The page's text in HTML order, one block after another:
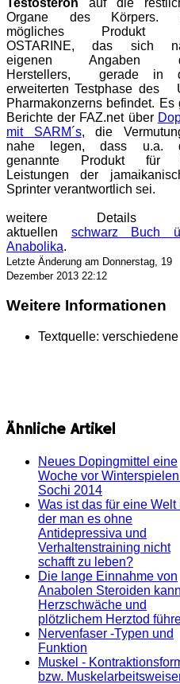
Organe des Körpers.
mögliches Produkt
OSTARINE, das sich
eigenen Angaben
Herstellers, gerade in
erweiterten Testphase des
Pharmakonzerns befindet. Es
Berichte der FAZ.net über
mit SARM´s, die
nahe legen, dass u.a.
genannte Produkt für
Leistungen der
Sprinter verantwortlich sei.
weitere Details
aktuellen schwarz Buch
Anabolika.
Letzte Änderung am Donnerstag, 19
Dezember 2013 22:12
Weitere Informationen
Textquelle: verschiedene
Ähnliche Artikel
Neues Dopingmittel eine
Woche vor
Sochi 2014
Was ist das für eine Welt
der man es ohne
Antidepressiva und
Verhaltenstraining nicht
schafft zu leben?
Die lange Einnahme von
Anabolen Steroiden
Herzschwäche und
plötzlichem Herztod
Nervenfaser -Typen und
Funktion
Muskel -
bzw.